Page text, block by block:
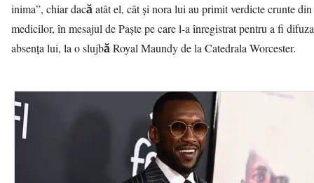
inima”, chiar dacă atât el, cât și nora lui au primit verdicte crunte din
medicilor, în mesajul de Paște pe care l-a înregistrat pentru a fi
absența lui, la o slujbă Royal Maundy de la Catedrala Worcester.